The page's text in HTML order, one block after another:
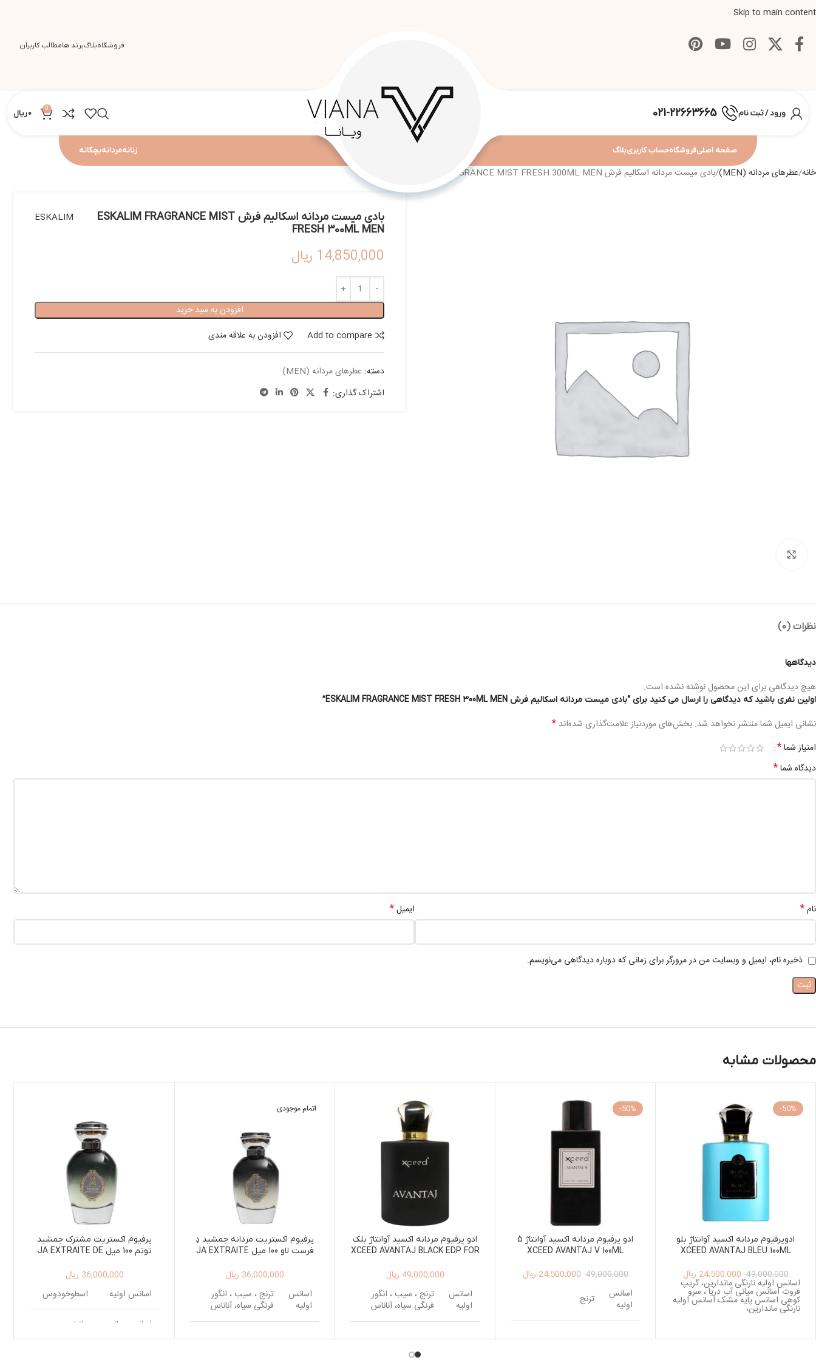
Skip to main content
فروشگاهبلاگبرند هامطالب کاربران
ورود / ثبت نام 021-22663665
0
0ریال
صفحه اصلیفروشگاهحساب کاربریبلاگ زنانهمردانهبچگانه
خانه عطرهای مردانه (MEN) بادی میست مردانه اسکالیم فرش ESKALIM FRAGRANCE MIST FRESH 300ML MEN
ESKALIM
بادی میست مردانه اسکالیم فرش ESKALIM FRAGRANCE MIST
FRESH 300ML MEN
14,850,000 ریال
افزودن به سبد خرید
Add to compare
افزودن به علاقه مندی
دسته: عطرهای مردانه (MEN)
اشتراک گذاری:
نظرات (0)
دیدگاهها
هیچ دیدگاهی برای این محصول نوشته نشده است.
اولین نفری باشید که دیدگاهی را ارسال می کنید برای “بادی میست مردانه اسکالیم فرش ESKALIM FRAGRANCE MIST FRESH 300ML MEN”
نشانی ایمیل شما منتشر نخواهد شد. بخش‌های موردنیاز علامت‌گذاری شده‌اند *
امتیاز شما*
دیدگاه شما*
نام* ایمیل*
ذخیره نام، ایمیل و وبسایت من در مرورگر برای زمانی که دوباره دیدگاهی می‌نویسم.
محصولات مشابه
-50%
ادوپرفیوم مردانه اکسید آوانتاژ بلو
XCEED AVANTAJ BLEU 100ML
49,000,000
24,500,000 ریال
اسانس اولیه نارنگی ماندارین، گریپ
فروت اسانس میانی آب دریا ، سرو
کوهی اسانس پایه مشک اسانس اولیه
نارنگی ماندارین،
-50%
ادو پرفیوم مردانه اکسید آوانتاژ 5
XCEED AVANTAJ V 100ML
49,000,000
24,500,000 ریال
اسانس
اولیه ترنج
اسانس اسطوخودوس ، جوز ،
ادو پرفیوم مردانه اکسید آوانتاژ بلک
XCEED AVANTAJ BLACK EDP FOR
49,000,000 ریال
اسانس
اولیه
ترنج ، سیب ، انگور
فرنگی سیاه، آناناس
اسانس رز ، نعناع هندی ،
اتمام موجودی
پرفیوم اکستریت مردانه جمشید دِ
فرست لاو 100 میل JA EXTRAITE
100ML
36,000,000 ریال
اسانس
اولیه
ترنج ، سیب ، انگور
فرنگی سیاه، آناناس
اسانس رز ، نعناع هندی ،
پرفیوم اکستریت مشترک جمشید
توتم 100 میل JA EXTRAITE DE
36,000,000 ریال
اسانس اولیه
اسطوخودوس
اسانس میانی وانیل